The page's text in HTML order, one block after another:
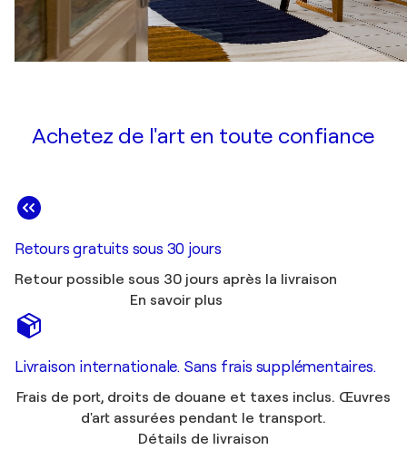
Achetez de l'art en toute confiance
Retours gratuits sous 30 jours
Retour possible sous 30 jours après la livraison
En savoir plus
Livraison internationale. Sans frais supplémentaires.
Frais de port, droits de douane et taxes inclus. Œuvres
d'art assurées pendant le transport.
Détails de livraison